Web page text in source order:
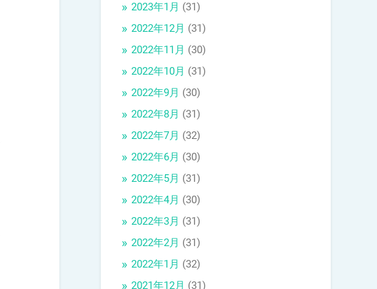
2023年1月 (31)
2022年12月 (31)
2022年11月 (30)
2022年10月 (31)
2022年9月 (30)
2022年8月 (31)
2022年7月 (32)
2022年6月 (30)
2022年5月 (31)
2022年4月 (30)
2022年3月 (31)
2022年2月 (31)
2022年1月 (32)
2021年12月 (31)